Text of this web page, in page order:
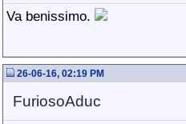
Va benissimo.
26-06-16, 02:19 PM
FuriosoAduc